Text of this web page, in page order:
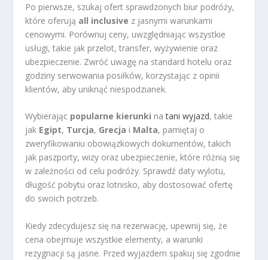
Po pierwsze, szukaj ofert sprawdzonych biur podróży,
które oferują all inclusive z jasnymi warunkami
cenowymi. Porównuj ceny, uwzględniając wszystkie
usługi, takie jak przelot, transfer, wyżywienie oraz
ubezpieczenie. Zwróć uwagę na standard hotelu oraz
godziny serwowania posiłków, korzystając z opinii
klientów, aby uniknąć niespodzianek.
Wybierając popularne kierunki natani wyjazd, takie
jak Egipt, Turcja, Grecja i Malta, pamiętaj o
zweryfikowaniu obowiązkowych dokumentów, takich
jak paszporty, wizy oraz ubezpieczenie, które różnią się
w zależności od celu podróży. Sprawdź daty wylotu,
długość pobytu oraz lotnisko, aby dostosować ofertę
do swoich potrzeb.
Kiedy zdecydujesz się na rezerwację, upewnij się, że
cena obejmuje wszystkie elementy, a warunki
rezygnacji są jasne. Przed wyjazdem spakuj się zgodnie